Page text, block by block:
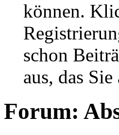
können.
schon
aus, das
Forum: